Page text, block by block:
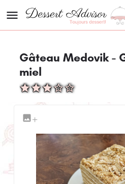
Gâteau Medovik -
miel
+